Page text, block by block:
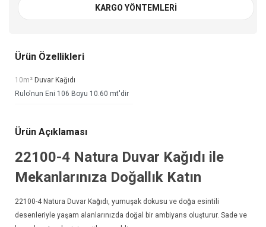
KARGO YÖNTEMLERI
Ürün Özellikleri
10m² Duvar Kağıdı
Rulo'nun Eni 106 Boyu 10.60 mt'dir
Ürün Açıklaması
22100-4 Natura Duvar Kağıdı ile
Mekanlarınıza Doğallık Katın
22100-4Natura Duvar Kağıdı , yumuşak dokusu ve doğa esintili
desenleriyle yaşam alanlarınızda doğal bir ambiyans oluşturur. Sade ve